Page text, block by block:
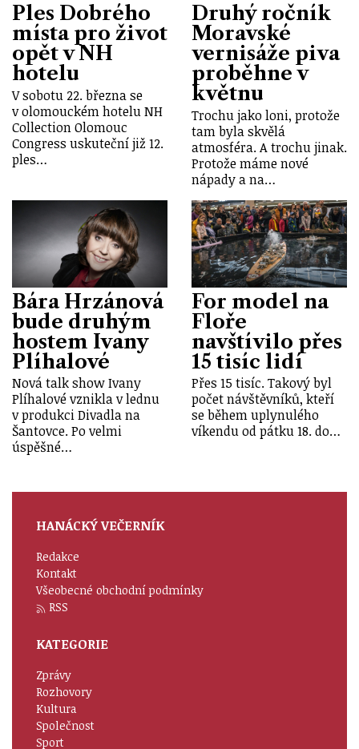
Ples Dobrého
místa pro život
opět v NH
hotelu
V sobotu 22. března se
v olomouckém hotelu NH
Collection Olomouc
Congress uskuteční již 12.
ples…
Druhý ročník
Moravské
vernisáže piva
proběhne v
květnu
Trochu jako loni, protože
tam byla skvělá
atmosféra. A trochu jinak.
Protože máme nové
nápady a na…
Bára Hrzánová
bude druhým
hostem Ivany
Plíhalové
Nová talk show Ivany
Plíhalové vznikla v lednu
v produkci Divadla na
Šantovce. Po velmi
úspěšné…
For model na
Floře
navštívilo přes
15 tisíc lidí
Přes 15 tisíc. Takový byl
počet návštěvníků, kteří
se během uplynulého
víkendu od pátku 18. do…
HANÁCKÝ VEČERNÍK
Redakce
Kontakt
Všeobecné obchodní podmínky
RSS
KATEGORIE
Zprávy
Rozhovory
Kultura
Společnost
Sport